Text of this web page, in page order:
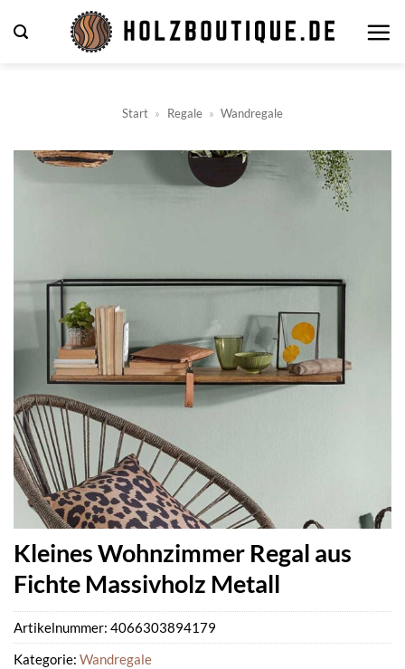
Inhalt
Start » Regale » Wandregale
Kleines Wohnzimmer Regal aus
Fichte Massivholz Metall
Artikelnummer: 4066303894179
Kategorie: Wandregale